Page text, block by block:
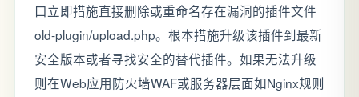
口立即措施直接删除或重命名存在漏洞的插件文件
old-plugin/upload.php。根本措施升级该插件到最新
安全版本或者寻找安全的替代插件。如果无法升级
则在Web应用防火墙WAF或服务器层面如Nginx规则